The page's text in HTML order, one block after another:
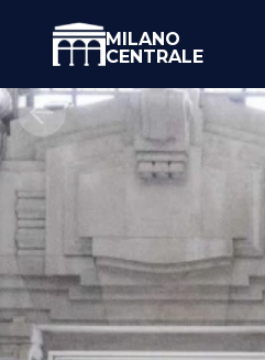
MILANO
CENTRALE